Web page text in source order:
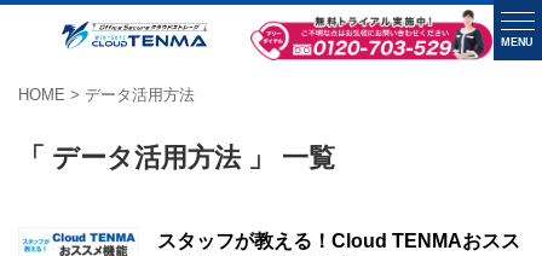
HOME > データ活用方法
「 データ活用方法 」 一覧
スタッフが教える！Cloud TENMAおスス
MENU